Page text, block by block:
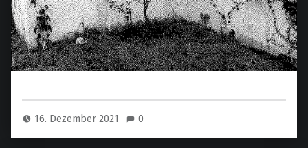
16. Dezember 2021 0